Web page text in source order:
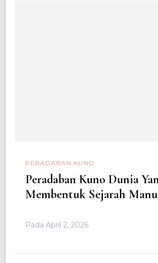
PERADABAN KUNO
Peradaban Kuno Dunia
Membentuk Sejarah
Pada April 2, 2026